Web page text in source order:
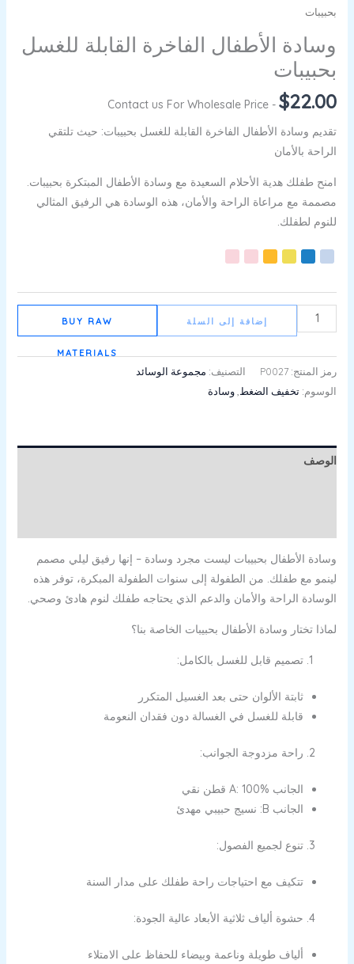
بحبيبات
وسادة الأطفال الفاخرة القابلة للغسل
بحبيبات
$22.00
- Contact us For Wholesale Price
تقديم وسادة الأطفال الفاخرة القابلة للغسل بحبيبات: حيث تلتقي
الراحة بالأمان
امنح طفلك هدية الأحلام السعيدة مع وسادة الأطفال المبتكرة بحبيبات.
مصممة مع مراعاة الراحة والأمان، هذه الوسادة هي الرفيق المثالي
للنوم لطفلك.
إضافة إلى السلة BUY RAW
MATERIALS
رمز المنتج: P0027 التصنيف: مجموعة الوسائد
الوسوم: تخفيف الضغط,وسادة
الوصف
وسادة الأطفال بحبيبات ليست مجرد وسادة – إنها رفيق ليلي مصمم
لينمو مع طفلك. من الطفولة إلى سنوات الطفولة المبكرة، توفر هذه
الوسادة الراحة والأمان والدعم الذي يحتاجه طفلك لنوم هادئ وصحي.
لماذا تختار وسادة الأطفال بحبيبات الخاصة بنا؟
تصميم قابل للغسل بالكامل:
ثابتة الألوان حتى بعد الغسيل المتكرر
قابلة للغسل في الغسالة دون فقدان النعومة
راحة مزدوجة الجوانب:
الجانب A: 100% قطن نقي
الجانب B: نسيج حبيبي مهدئ
تنوع لجميع الفصول:
تتكيف مع احتياجات راحة طفلك على مدار السنة
حشوة ألياف ثلاثية الأبعاد عالية الجودة:
ألياف طويلة وناعمة وبيضاء للحفاظ على الامتلاء